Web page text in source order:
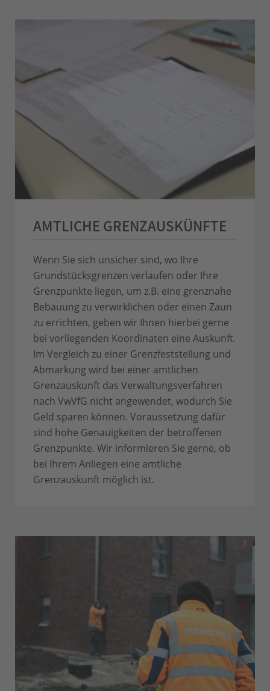
AMTLICHE GRENZAUSKÜNFTE
Wenn Sie sich unsicher sind, wo Ihre
Grundstücksgrenzen verlaufen oder Ihre
Grenzpunkte liegen, um z.B. eine grenznahe
Bebauung zu verwirklichen oder einen Zaun
zu errichten, geben wir Ihnen hierbei gerne
bei vorliegenden Koordinaten eine Auskunft.
Im Vergleich zu einer Grenzfeststellung und
Abmarkung wird bei einer amtlichen
Grenzauskunft das Verwaltungsverfahren
nach VwVfG nicht angewendet, wodurch Sie
Geld sparen können. Voraussetzung dafür
sind hohe Genauigkeiten der betroffenen
Grenzpunkte. Wir informieren Sie gerne, ob
bei Ihrem Anliegen eine amtliche
Grenzauskunft möglich ist.